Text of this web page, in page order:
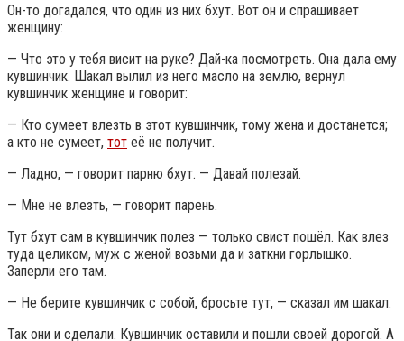
Он-то догадался, что один из них бхут. Вот он и спрашивает
женщину:
— Что это у тебя висит на руке? Дай-ка посмотреть. Она дала ему
кувшинчик. Шакал вылил из него масло на землю, вернул
кувшинчик женщине и говорит:
— Кто сумеет влезть в этот кувшинчик, тому жена и достанется;
а кто не сумеет, тот её не получит.
— Ладно, — говорит парню бхут. — Давай полезай.
— Мне не влезть, — говорит парень.
Тут бхут сам в кувшинчик полез — только свист пошёл. Как влез
туда целиком, муж с женой возьми да и заткни горлышко.
Заперли его там.
— Не берите кувшинчик с собой, бросьте тут, — сказал им шакал.
Так они и сделали. Кувшинчик оставили и пошли своей дорогой. А